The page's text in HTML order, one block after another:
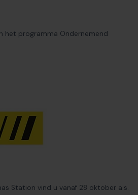
het programma Ondernemend
Station vind u vanaf 28 oktober a.s.